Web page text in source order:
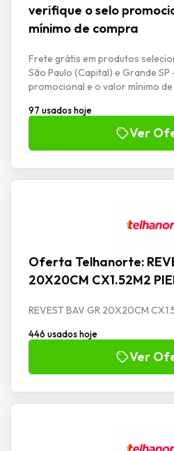
verifique o selo
mínimo de compra
Frete grátis em produtos
São Paulo (Capital) e Grande
promocional e o valor mínimo de
97 usados hoje
Ver
Oferta Telhanorte:
20X20CM CX1.52M2
REVEST BAV GR 20X20CM
446 usados hoje
Ver